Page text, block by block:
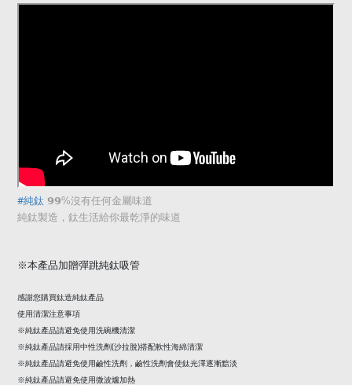
#純鈦 𝟵𝟵%沒有任何金屬味道
純鈦製造，鈦生活給你最乾淨的味道
※本產品加贈彈跳純鈦吸管
感謝您購買鈦造純鈦產品
使用清潔注意事項
※純鈦產品請避免使用洗碗機清潔
※純鈦產品請採用中性洗劑(沙拉脫)搭配軟性海綿清潔
※純鈦產品請避免使用鹼性洗劑，鹼性洗劑會使鈦光澤逐漸黯淡
※純鈦產品請避免使用微波爐加熱